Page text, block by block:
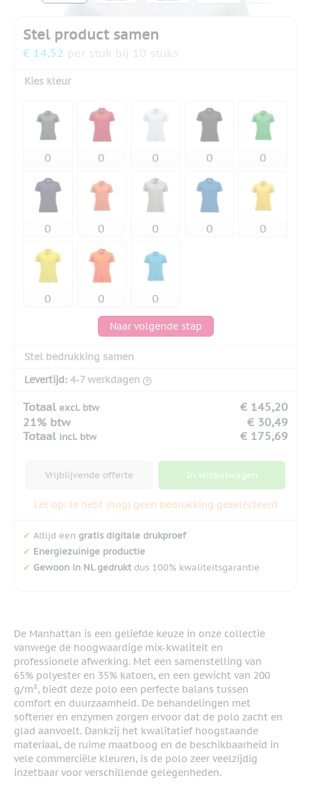
Stel product samen
€ 14,52 per stuk bij 10 stuks
Kies kleur
Naar volgende stap
Stel bedrukking samen
Levertijd: 4-7 werkdagen
Totaal excl. btw
€ 145,20
21% btw
€ 30,49
Totaal incl. btw € 175,69
Vrijblijvende offerte In winkelwagen
Let op: Je hebt (nog) geen bedrukking geselecteerd
✔ Altijd een gratis digitale drukproef
✔ Energiezuinige productie
✔ Gewoon in NL gedruktdus 100% kwaliteitsgarantie
De Manhattan is een geliefde keuze in onze collectie
vanwege de hoogwaardige mix-kwaliteit en
professionele afwerking. Met een samenstelling van
65% polyester en 35% katoen, en een gewicht van 200
g/m², biedt deze polo een perfecte balans tussen
comfort en duurzaamheid. De behandelingen met
softener en enzymen zorgen ervoor dat de polo zacht en
glad aanvoelt. Dankzij het kwalitatief hoogstaande
materiaal, de ruime maatboog en de beschikbaarheid in
vele commerciële kleuren, is de polo zeer veelzijdig
inzetbaar voor verschillende gelegenheden.